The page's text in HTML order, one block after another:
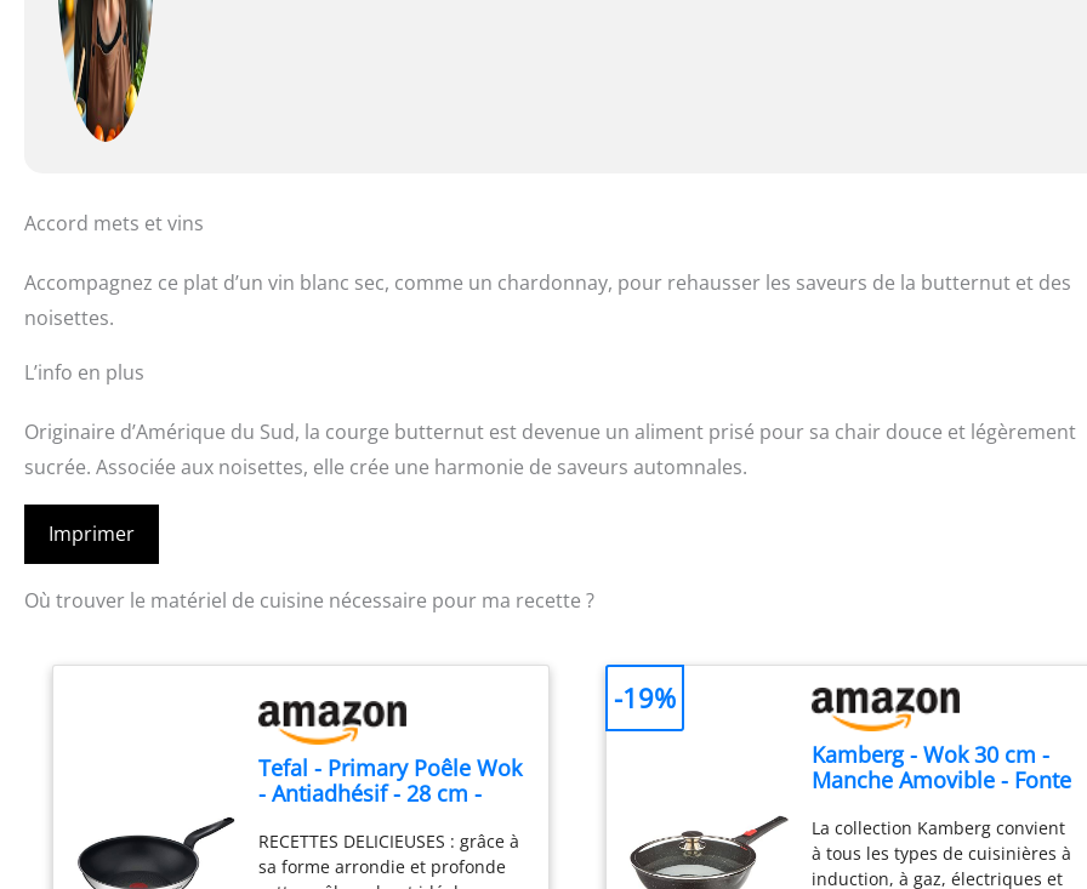
Accord mets et vins
Accompagnez ce plat d’un vin blanc sec, comme un chardonnay, pour rehausser les saveurs de la butternut et des
noisettes.
L’info en plus
Originaire d’Amérique du Sud, la courge butternut est devenue un aliment prisé pour sa chair douce et légèrement
sucrée. Associée aux noisettes, elle crée une harmonie de saveurs automnales.
Imprimer
Où trouver le matériel de cuisine nécessaire pour ma recette ?
Tefal - Primary Poêle Wok
- Antiadhésif - 28 cm -
RECETTES DELICIEUSES : grâce à
sa forme arrondie et profonde
Kamberg - Wok 30 cm -
Manche Amovible - Fonte
Revêtement pierre -
Couvercle en Verre - Tous
Feux dont Induction -
La collection Kamberg convient
à tous les types de cuisinières à
induction, à gaz, électriques et
-19%